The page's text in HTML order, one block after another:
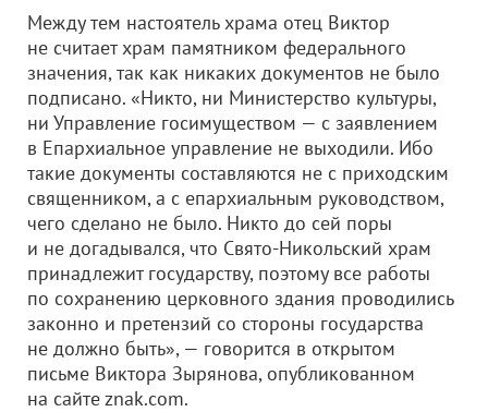
Между тем настоятель храма отец Виктор
не считает храм памятником федерального
значения, так как никаких документов не было
подписано. «Никто, ни Министерство культуры,
ни Управление госимуществом — с заявлением
в Епархиальное управление не выходили. Ибо
такие документы составляются не с приходским
священником, а с епархиальным руководством,
чего сделано не было. Никто до сей поры
и не догадывался, что Свято-Никольский храм
принадлежит государству, поэтому все работы
по сохранению церковного здания проводились
законно и претензий со стороны государства
не должно быть», — говорится в открытом
письме Виктора Зырянова, опубликованном
на сайтe znak.com.